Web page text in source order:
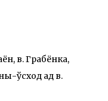
в. Грабёнка,
ўсход ад в.